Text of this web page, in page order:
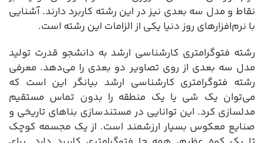
نقاط و مدل سه بعدی نیز در این رشته کاربرد دارند. آشنایی
با نرم‌افزارهای روز دنیا یکی از الزامات این رشته است.
رشته فتوگرامتری کارشناسی ارشد به دانشجو قدرت تولید
مدل سه بعدی از روی تصاویر دو بعدی را می‌دهد. معرفی
رشته فتوگرامتری کارشناسی ارشد بیانگر این است که
می‌توان یک شی یا یک منطقه را بدون تماس مستقیم
مدلسازی کرد. این توانایی در مستندسازی بناهای تاریخی و
صنایع معکوس بسیار ارزشمند است. از یک مجسمه کوچک